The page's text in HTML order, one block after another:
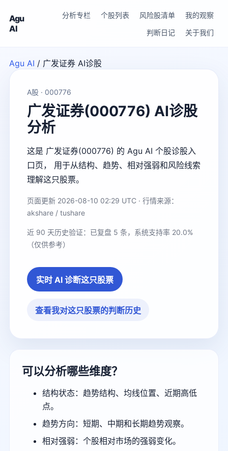
Agu
AI
分析专栏 个股列表 风险股清单
我的观察
判断日记
关于我们
Agu AI / 广发证券 AI诊股
A股 · 000776
广发证券(000776) AI诊股
分析
这是 广发证券(000776) 的 Agu AI 个股诊股入
口页， 用于从结构、趋势、相对强弱和风险线索
理解这只股票。
页面更新 2026-08-10 02:29 UTC · 行情来源：
akshare / tushare
近 90 天历史验证：已复盘 5 条，系统支持率 20.0%
（仅供参考）
实时 AI 诊断这只股票
查看我对这只股票的判断历史
可以分析哪些维度？
结构状态：趋势结构、均线位置、近期高低
点。
趋势方向：短期、中期和长期趋势观察。
相对强弱：个股相对市场的强弱变化。